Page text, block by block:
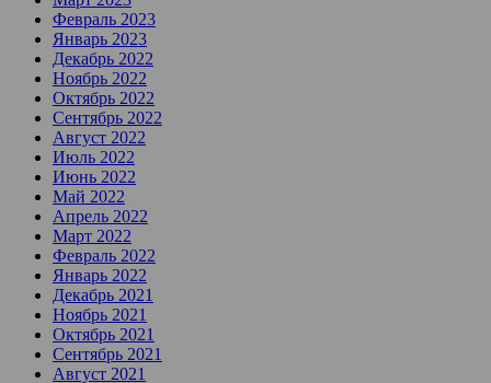
Февраль 2023
Январь 2023
Декабрь 2022
Ноябрь 2022
Октябрь 2022
Сентябрь 2022
Август 2022
Июль 2022
Июнь 2022
Май 2022
Апрель 2022
Март 2022
Февраль 2022
Январь 2022
Декабрь 2021
Ноябрь 2021
Октябрь 2021
Сентябрь 2021
Август 2021